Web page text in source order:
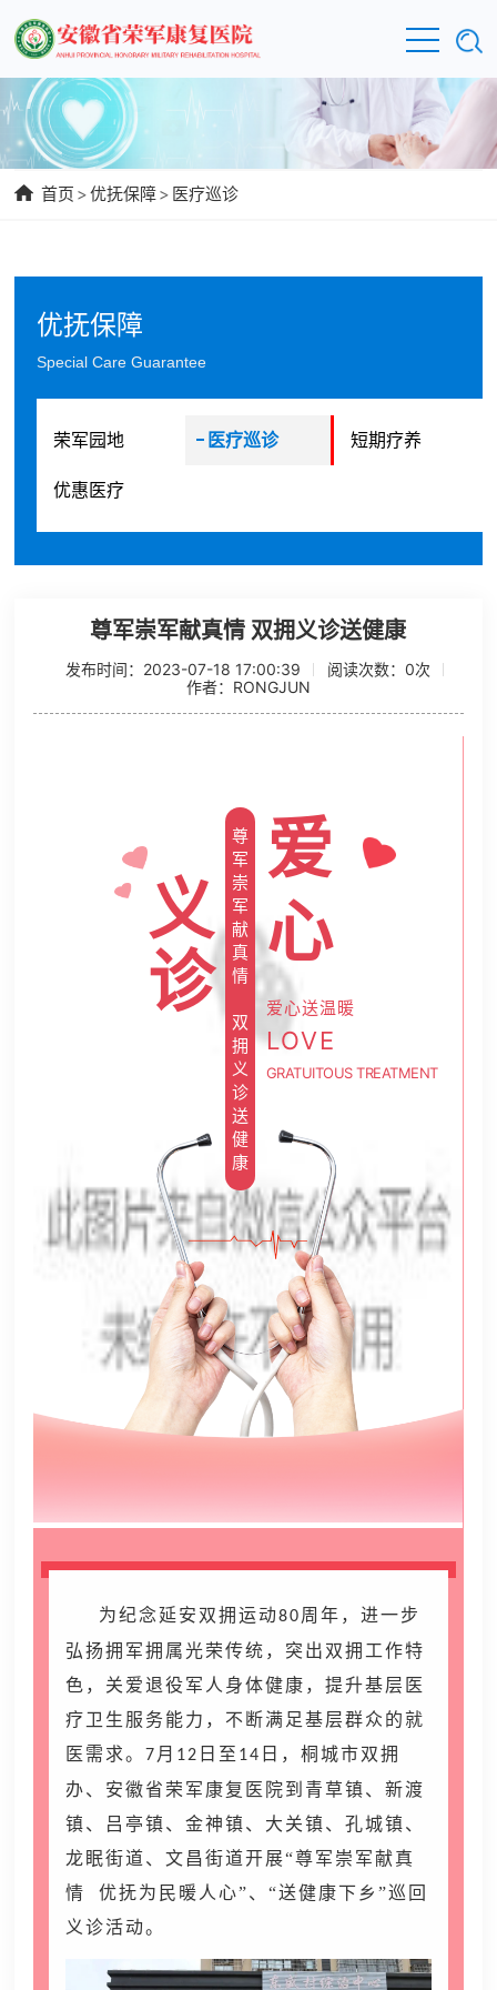
首页 >优抚保障> 医疗巡诊
优抚保障
Special Care Guarantee
荣军园地 医疗巡诊 短期疗养
优惠医疗
尊军崇军献真情 双拥义诊送健康
发布时间：2023-07-18 17:00:39 阅读次数：0次
作者：RONGJUN
义
诊
尊
军
崇
军
献
真
情
双
拥
义
诊
送
健
康
爱
心
爱心送温暖
LOVE
GRATUITOUS TREATMENT
为纪念延安双拥运动80周年，进一步
弘扬拥军拥属光荣传统，突出双拥工作特
色，关爱退役军人身体健康，提升基层医
疗卫生服务能力，不断满足基层群众的就
医需求。7 月 12 日至 14 日，桐城市双拥
办、安徽省荣军康复医院到青草镇、新渡
镇、吕亭镇、金神镇、大关镇、孔城镇、
龙眠街道、文昌街道开展“尊军崇军献真
情 优抚为民暖人心”、“送健康下乡”巡回
义诊活动。